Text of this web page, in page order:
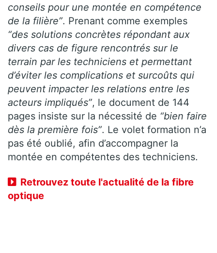
conseils pour une montée en compétence
de la filière”. Prenant comme exemples
“des solutions concrètes répondant aux
divers cas de figure rencontrés sur le
terrain par les techniciens et permettant
d’éviter les complications et surcoûts qui
peuvent impacter les relations entre les
acteurs impliqués”, le document de 144
pages insiste sur la nécessité de “bien faire
dès la première fois”. Le volet formation n’a
pas été oublié, afin d’accompagner la
montée en compétentes des techniciens.
Retrouvez toute l'actualité de la fibre
optique